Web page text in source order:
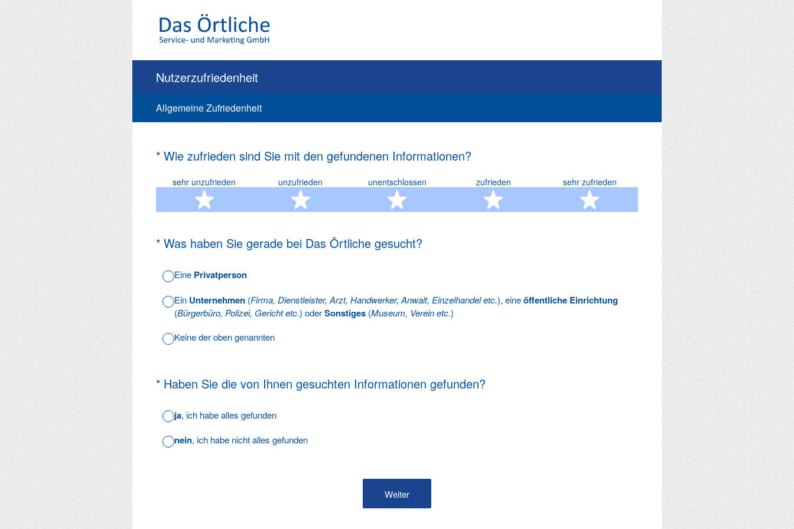
Nutzerzufriedenheit
Allgemeine Zufriedenheit
* Wie zufrieden sind Sie mit den gefundenen Informationen?
(Erforderlich.)
sehr unzufrieden
1 Stern
unzufrieden
2 Sterne
unentschlossen
3 Sterne
zufrieden
4 Sterne
sehr zufrieden
5 Sterne
* Was haben Sie gerade bei Das Örtliche gesucht?
(Erforderlich.)
Eine Privatperson
Ein Unternehmen (Firma, Dienstleister, Arzt, Handwerker, Anwalt, Einzelhandel etc.), eineöffentliche Einrichtung
(Bürgerbüro, Polizei, Gericht etc.) oderSonstiges (Museum, Verein etc.)
Keine der oben genannten
* Haben Sie die von Ihnen gesuchten Informationen gefunden?
(Erforderlich.)
ja, ich habe alles gefunden
nein, ich habe nicht alles gefunden
Weiter